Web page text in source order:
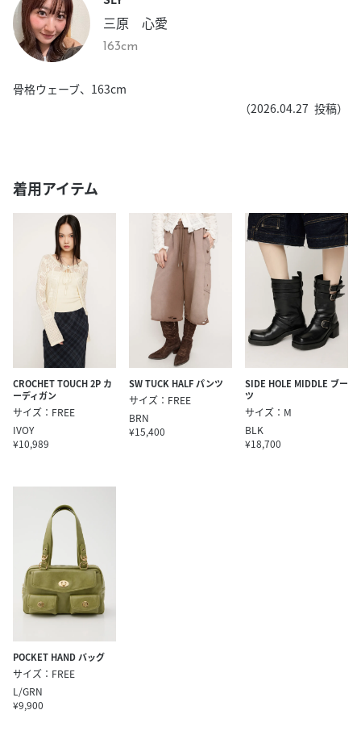
三原 心愛
163cm
骨格ウェーブ、163cm
（2026.04.27 投稿）
着用アイテム
CROCHET TOUCH 2P カ
ーディガン
サイズ：FREE
IVOY
¥10,989
SW TUCK HALF パンツ
サイズ：FREE
BRN
¥15,400
SIDE HOLE MIDDLE ブー
ツ
サイズ：M
BLK
¥18,700
POCKET HAND バッグ
サイズ：FREE
L/GRN
¥9,900